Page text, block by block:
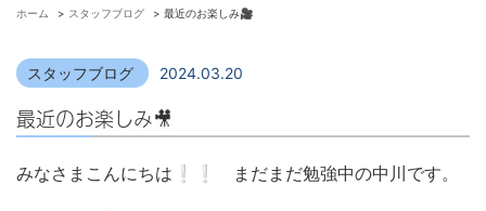
ホーム > スタッフブログ > 最近のお楽しみ🎥
スタッフブログ 2024.03.20
最近のお楽しみ🎥
みなさまこんにちは❕❕ まだまだ勉強中の中川です。